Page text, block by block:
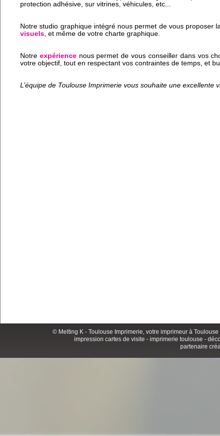
protection adhésive, sur vitrines, véhicules, etc...
Notre studio graphique intégré nous permet de vous proposer
visuels , et même de votre charte graphique.
Notre expériencenous permet de vous conseiller dans vos
votre objectif, tout en respectant vos contraintes de temps, et
L’équipe de Toulouse Imprimerie vous souhaite une excellente
© Melting K - Toulouse Imprimerie, votre imprimeur à
impression cartes de visite - imprimerie toulouse -
partenaire